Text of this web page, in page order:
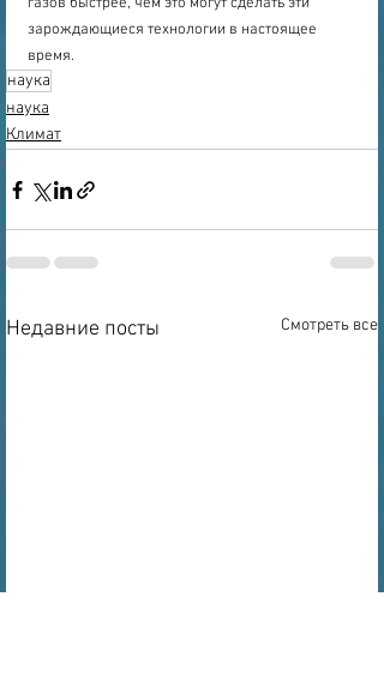
зарождающиеся технологии в настоящее
время.
наука
наука
Климат
Недавние посты Смотреть все